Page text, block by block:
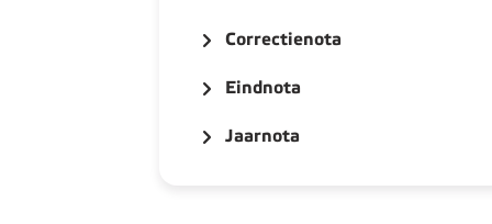
Correctienota
Eindnota
Jaarnota